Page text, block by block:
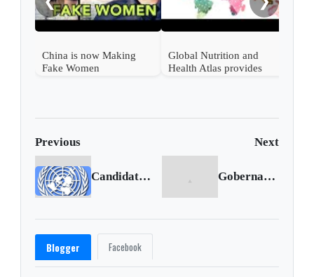
China is now Making
Fake Women
Global Nutrition and
Health Atlas provides
Previous Next
Candidatos a nuevo Secretario General inician diálogos informales en la ONU Gobernador designó alcalde encargado para Santana
Blogger Facebook